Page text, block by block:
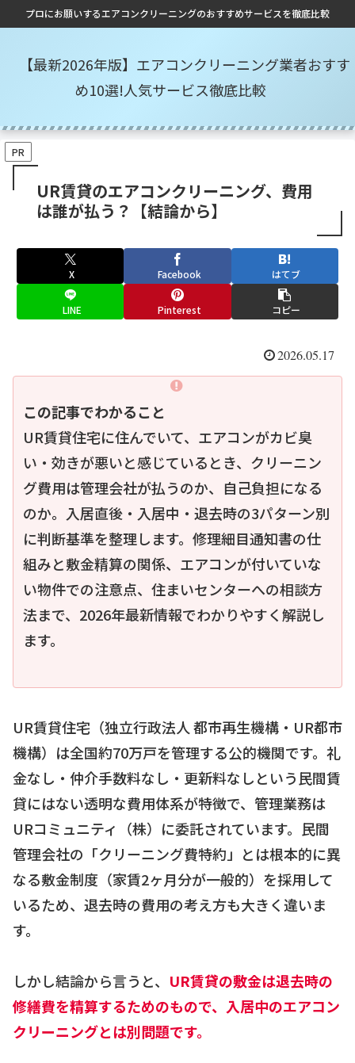
プロにお願いするエアコンクリーニングのおすすめサービスを徹底比較
【最新2026年版】エアコンクリーニング業者おすす
め10選!人気サービス徹底比較
PR
UR賃貸のエアコンクリーニング、費用
は誰が払う？【結論から】
X Facebook はてブ
LINE Pinterest コピー
2026.05.17
この記事でわかること
UR賃貸住宅に住んでいて、エアコンがカビ臭
い・効きが悪いと感じているとき、クリーニン
グ費用は管理会社が払うのか、自己負担になる
のか。入居直後・入居中・退去時の3パターン別
に判断基準を整理します。修理細目通知書の仕
組みと敷金精算の関係、エアコンが付いていな
い物件での注意点、住まいセンターへの相談方
法まで、2026年最新情報でわかりやすく解説し
ます。
UR賃貸住宅（独立行政法人 都市再生機構・UR都市
機構）は全国約70万戸を管理する公的機関です。礼
金なし・仲介手数料なし・更新料なしという民間賃
貸にはない透明な費用体系が特徴で、管理業務は
URコミュニティ（株）に委託されています。民間
管理会社の「クリーニング費特約」とは根本的に異
なる敷金制度（家賃2ヶ月分が一般的）を採用して
いるため、退去時の費用の考え方も大きく違いま
す。
しかし結論から言うと、 UR賃貸の敷金は退去時の
修繕費を精算するためのもので、入居中のエアコン
クリーニングとは別問題です。